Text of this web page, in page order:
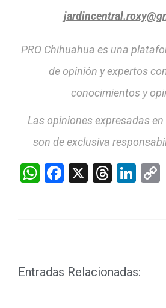
PRO Chihuahua es una
de opinión y expertos
conocimientos y
Las opiniones expresadas
son de exclusiva
WhatsApp
Facebook
X
Entradas Relacionadas: